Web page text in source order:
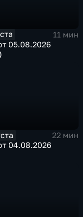
11 мин
05.08.2026
22 мин
04.08.2026